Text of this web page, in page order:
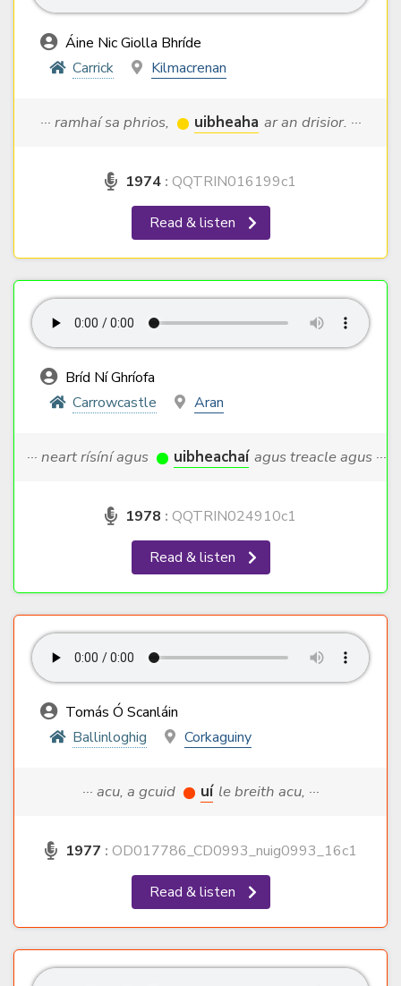
Áine Nic Giolla Bhríde
Carrick
Kilmacrenan
··· ramhaí sa phrios, uibheaha ar an drisior. ···
1974 : QQTRIN016199c1
Read & listen
Bríd Ní Ghríofa
Carrowcastle
Aran
··· neart rísíní agus uibheachaí agus treacle agus ···
1978 : QQTRIN024910c1
Read & listen
Tomás Ó Scanláin
Ballinloghig
Corkaguiny
··· acu, a gcuid uí le breith acu, ···
1977 : OD017786_CD0993_nuig0993_16c1
Read & listen